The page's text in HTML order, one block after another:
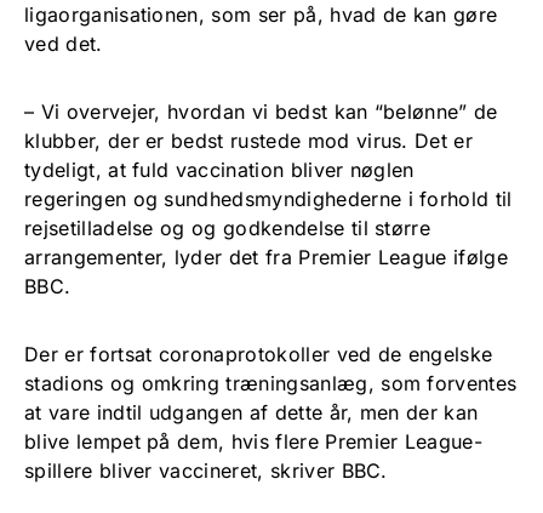
ligaorganisationen, som ser på, hvad de kan gøre
ved det.
– Vi overvejer, hvordan vi bedst kan “belønne” de
klubber, der er bedst rustede mod virus. Det er
tydeligt, at fuld vaccination bliver nøglen
regeringen og sundhedsmyndighederne i forhold til
rejsetilladelse og og godkendelse til større
arrangementer, lyder det fra Premier League ifølge
BBC.
Der er fortsat coronaprotokoller ved de engelske
stadions og omkring træningsanlæg, som forventes
at vare indtil udgangen af dette år, men der kan
blive lempet på dem, hvis flere Premier League-
spillere bliver vaccineret, skriver BBC.